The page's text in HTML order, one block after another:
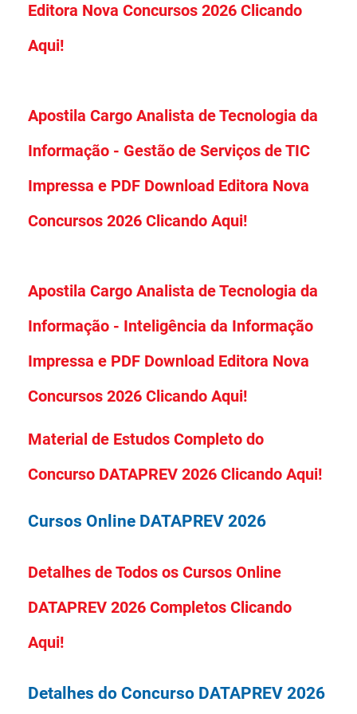
Editora Nova Concursos 2026 Clicando
Aqui!
Apostila Cargo Analista de Tecnologia da
Informação - Gestão de Serviços de TIC
Impressa e PDF Download Editora Nova
Concursos 2026 Clicando Aqui!
Apostila Cargo Analista de Tecnologia da
Informação - Inteligência da Informação
Impressa e PDF Download Editora Nova
Concursos 2026 Clicando Aqui!
Material de Estudos Completo do
Concurso DATAPREV 2026 Clicando Aqui!
Cursos Online DATAPREV 2026
Detalhes de Todos os Cursos Online
DATAPREV 2026 Completos Clicando
Aqui!
Detalhes do Concurso DATAPREV 2026